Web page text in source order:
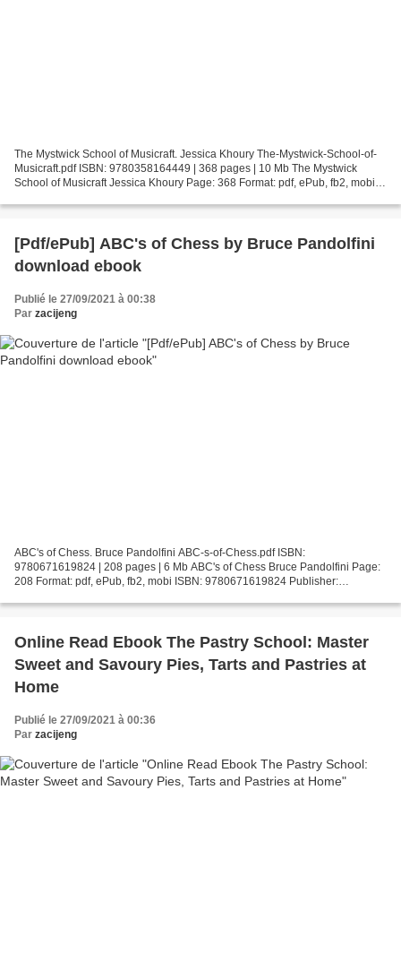
The Mystwick School of Musicraft. Jessica Khoury The-Mystwick-School-of-
Musicraft.pdf ISBN: 9780358164449 | 368 pages | 10 Mb The Mystwick
School of Musicraft Jessica Khoury Page: 368 Format: pdf, ePub, fb2, mobi
[Pdf/ePub] ABC's of Chess by Bruce Pandolfini
download ebook
Publié le 27/09/2021 à 00:38
Par zacijeng
ABC's of Chess. Bruce Pandolfini ABC-s-of-Chess.pdf ISBN:
9780671619824 | 208 pages | 6 Mb ABC's of Chess Bruce Pandolfini Page:
208 Format: pdf, ePub, fb2, mobi ISBN: 9780671619824 Publisher:
Online Read Ebook The Pastry School: Master
Sweet and Savoury Pies, Tarts and Pastries at
Home
Publié le 27/09/2021 à 00:36
Par zacijeng